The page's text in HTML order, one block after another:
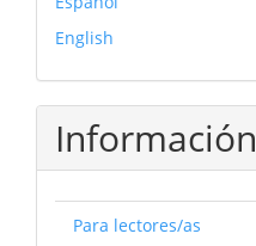
English
Información
Para lectores/as